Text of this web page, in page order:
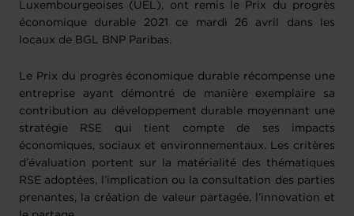
Luxembourgeoises (UEL), ont remis le Prix du progrès
économique durable 2021 ce mardi 26 avril dans les
locaux de BGL BNP Paribas.
Le Prix du progrès économique durable récompense une
entreprise ayant démontré de manière exemplaire sa
contribution au développement durable moyennant une
stratégie RSE qui tient compte de ses impacts
économiques, sociaux et environnementaux. Les critères
d’évaluation portent sur la matérialité des thématiques
RSE adoptées, l’implication ou la consultation des parties
prenantes, la création de valeur partagée, l’innovation et